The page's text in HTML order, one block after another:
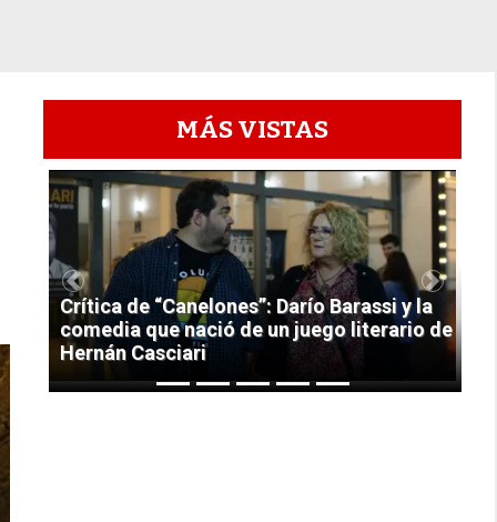
MÁS VISTAS
1
Crítica de “Canelones”: Darío Barassi y la
comedia que nació de un juego literario de
Hernán Casciari
Previous Next